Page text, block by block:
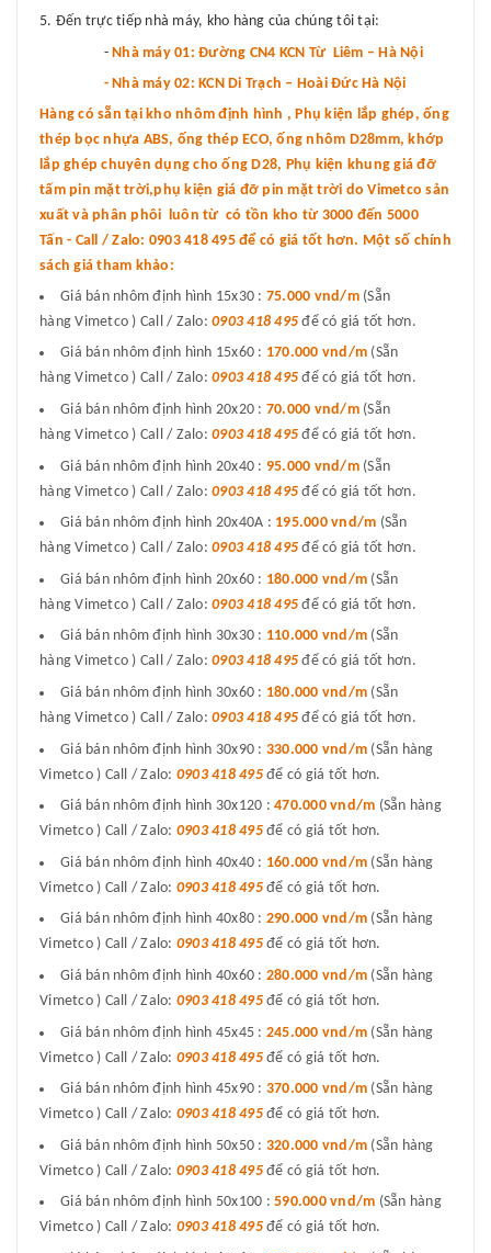
Đến trực tiếp nhà máy, kho hàng của chúng tôi tại:
- Nhà máy 01: Đường CN4 KCN Từ Liêm – Hà Nội
- Nhà máy 02: KCN Di Trạch – Hoài Đức Hà Nội
Hàng có sẵn tại kho nhôm định hình , Phụ kiện lắp ghép, ống
thép bọc nhựa ABS, ống thép ECO, ống nhôm D28mm, khớp
lắp ghép chuyên dụng cho ống D28, Phụ kiện khung giá đỡ
tấm pin mặt trời,phụ kiện giá đỡ pin mặt trời do Vimetco sản
xuất và phân phôi luôn từ có tồn kho từ 3000 đến 5000
Tấn - Call / Zalo: 0903 418 495 để có giá tốt hơn. Một số chính
sách giá tham khảo:
Giá bán nhôm định hình 15x30 : 75.000 vnd/m (Sẵn
hàng Vimetco ) Call / Zalo: 0903 418 495 để có giá tốt hơn.
Giá bán nhôm định hình 15x60 : 170.000 vnd/m (Sẵn
hàng Vimetco ) Call / Zalo: 0903 418 495 để có giá tốt hơn.
Giá bán nhôm định hình 20x20 : 70.000 vnd/m (Sẵn
hàng Vimetco ) Call / Zalo: 0903 418 495 để có giá tốt hơn.
Giá bán nhôm định hình 20x40 : 95.000 vnd/m (Sẵn
hàng Vimetco ) Call / Zalo: 0903 418 495 để có giá tốt hơn.
Giá bán nhôm định hình 20x40A : 195.000 vnd/m (Sẵn
hàng Vimetco ) Call / Zalo: 0903 418 495 để có giá tốt hơn.
Giá bán nhôm định hình 20x60 : 180.000 vnd/m (Sẵn
hàng Vimetco ) Call / Zalo: 0903 418 495 để có giá tốt hơn.
Giá bán nhôm định hình 30x30 : 110.000 vnd/m (Sẵn
hàng Vimetco ) Call / Zalo: 0903 418 495để có giá tốt hơn.
Giá bán nhôm định hình 30x60 : 180.000 vnd/m (Sẵn
hàng Vimetco ) Call / Zalo: 0903 418 495 để có giá tốt hơn.
Giá bán nhôm định hình 30x90 : 330.000 vnd/m (Sẵn hàng
Vimetco ) Call / Zalo: 0903 418 495 để có giá tốt hơn.
Giá bán nhôm định hình 30x120 : 470.000 vnd/m (Sẵn hàng
Vimetco ) Call / Zalo: 0903 418 495để có giá tốt hơn.
Giá bán nhôm định hình 40x40 : 160.000 vnd/m (Sẵn hàng
Vimetco ) Call / Zalo: 0903 418 495để có giá tốt hơn.
Giá bán nhôm định hình 40x80 : 290.000 vnd/m (Sẵn hàng
Vimetco ) Call / Zalo: 0903 418 495để có giá tốt hơn.
Giá bán nhôm định hình 40x60 : 280.000 vnd/m (Sẵn hàng
Vimetco ) Call / Zalo: 0903 418 495để có giá tốt hơn.
Giá bán nhôm định hình 45x45 : 245.000 vnd/m (Sẵn hàng
Vimetco ) Call / Zalo: 0903 418 495 để có giá tốt hơn.
Giá bán nhôm định hình 45x90 : 370.000 vnd/m (Sẵn hàng
Vimetco ) Call / Zalo: 0903 418 495để có giá tốt hơn.
Giá bán nhôm định hình 50x50 : 320.000 vnd/m (Sẵn hàng
Vimetco ) Call / Zalo: 0903 418 495để có giá tốt hơn.
Giá bán nhôm định hình 50x100 : 590.000 vnd/m (Sẵn hàng
Vimetco ) Call / Zalo: 0903 418 495để có giá tốt hơn.